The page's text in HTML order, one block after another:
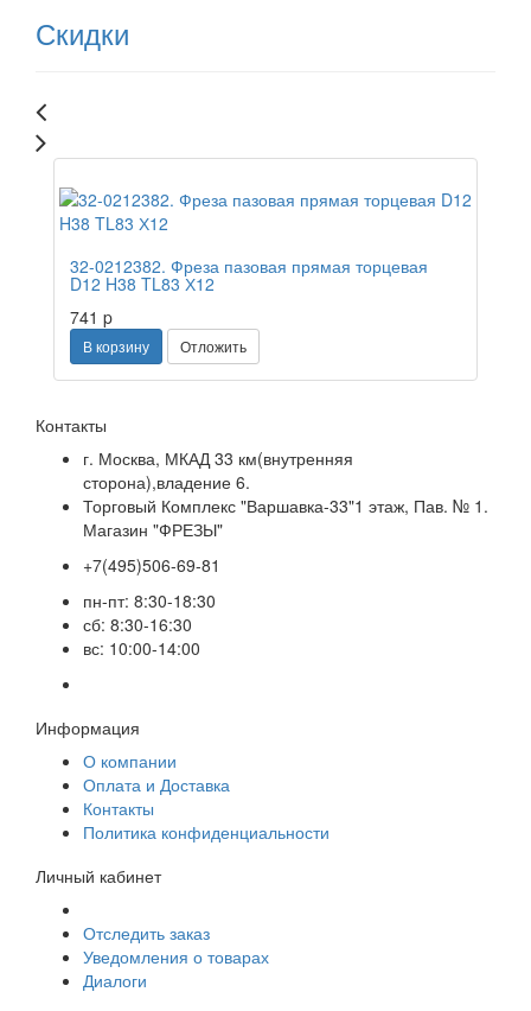
Скидки
32-0212382. Фреза пазовая прямая торцевая
D12 H38 TL83 Х12
741 p
В корзину Отложить
Контакты
г. Москва, МКАД 33 км(внутренняя
сторона),владение 6.
Торговый Комплекс "Варшавка-33"1 этаж, Пав. № 1.
Магазин "ФРЕЗЫ"
+7(495)506-69-81
пн-пт: 8:30-18:30
сб: 8:30-16:30
вс: 10:00-14:00
Информация
О компании
Оплата и Доставка
Контакты
Политика конфиденциальности
Личный кабинет
Отследить заказ
Уведомления о товарах
Диалоги